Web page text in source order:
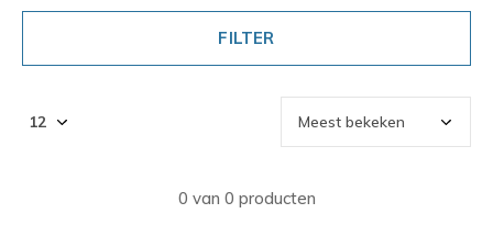
FILTER
0 van 0 producten